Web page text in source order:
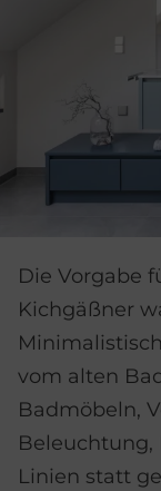
Die Vorgabe
Kichgäßner
vom alten
Badmöbeln,
Beleuchtung,
Linien statt